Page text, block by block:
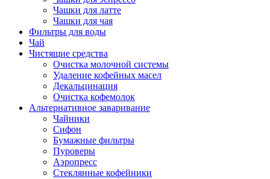
Чашки для латте
Чашки для чая
Фильтры для воды
Чай
Чистящие средства
Очистка молочной системы
Удаление кофейных масел
Декальцинация
Очистка кофемолок
Альтернативное заваривание
Чайники
Сифон
Бумажные фильтры
Пуроверы
Аэропресс
Стеклянные кофейники